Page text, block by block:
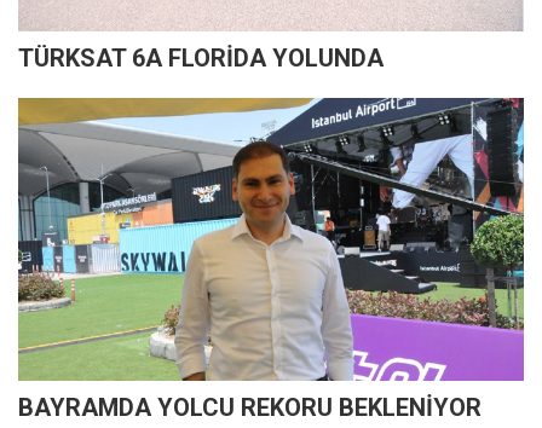
TÜRKSAT 6A FLORİDA YOLUNDA
BAYRAMDA YOLCU REKORU BEKLENİYOR